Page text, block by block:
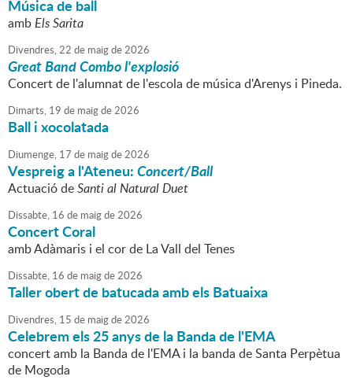
Música de ball
ambEls Sarita
Divendres,22 de maigde2026
Great Band Combo l'explosió
Concert de l'alumnat de l'escola de música d'Arenys i Pineda.
Dimarts, 19 de maigde2026
Ball i xocolatada
Diumenge, 17 de maigde2026
Vespreig a l'Ateneu:Concert/Ball
Actuació deSanti al Natural Duet
Dissabte, 16 de maigde2026
Concert Coral
amb Adàmaris i el cor de La Vall del Tenes
Dissabte, 16 de maigde2026
Taller obert de batucada amb els Batuaixa
Divendres, 15 de maigde2026
Celebrem els 25 anys de la Banda de l'EMA
concert amb la Banda de l'EMA i la banda de Santa Perpètua
de Mogoda